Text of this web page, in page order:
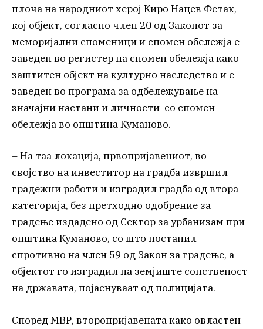
плоча на народниот херој Киро Нацев Фетак,
кој објект, согласно член 20 од Законот за
меморијални споменици и спомен обележја е
заведен во регистер на спомен обележја како
заштитен објект на културно наследство и е
заведен во програма за одбележување на
значајни настани и личности со спомен
обележја во општина Куманово.
– На таа локација, првопријавениот, во
својство на инвеститор на градба извршил
градежни работи и изградил градба од втора
категорија, без претходно одобрение за
градење издадено од Сектор за урбанизам при
општина Куманово, со што постапил
спротивно на член 59 од Закон за градење, а
објектот го изградил на земјиште сопственост
на државата, појаснуваат од полицијата.
Според МВР, второпријавената како овластен